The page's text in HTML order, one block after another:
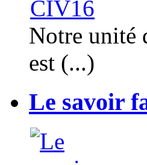
Notre unité
est (...)
Le savoir